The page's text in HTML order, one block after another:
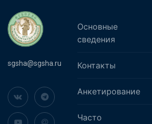
sgsha@sgsha.ru
Основные
сведения
Контакты
Анкетирование
Часто